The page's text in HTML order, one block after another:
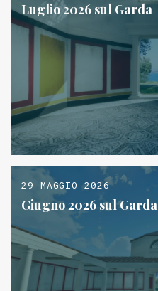
Luglio 2026 sul Garda
29 MAGGIO 2026
Giugno 2026 sul Garda